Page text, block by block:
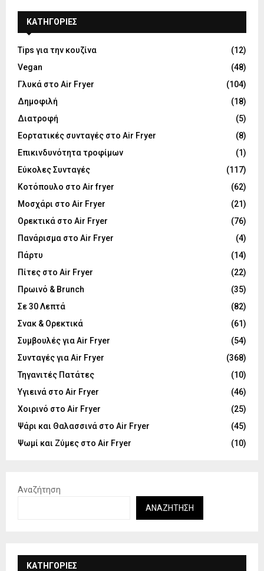
KΑΤΗΓΟΡΊΕΣ
Tips για την κουζίνα
(12)
Vegan
(48)
Γλυκά στο Air Fryer
(104)
Δημοφιλή
(18)
Διατροφή
(5)
Εορτατικές συνταγές στο Air Fryer
(8)
Επικινδυνότητα τροφίμων
(1)
Εύκολες Συνταγές
(117)
Κοτόπουλο στο Air fryer
(62)
Μοσχάρι στο Air Fryer
(21)
Ορεκτικά στο Air Fryer
(76)
Πανάρισμα στο Air Fryer
(4)
Πάρτυ
(14)
Πίτες στο Air Fryer
(22)
Πρωινό & Brunch
(35)
Σε 30 Λεπτά
(82)
Σνακ & Ορεκτικά
(61)
Συμβουλές για Air Fryer
(54)
Συνταγές για Air Fryer
(368)
Τηγανιτές Πατάτες
(10)
Υγιεινά στο Air Fryer
(46)
Χοιρινό στο Air Fryer
(25)
Ψάρι και Θαλασσινά στο Air Fryer
(45)
Ψωμί και Ζύμες στο Air Fryer
(10)
Αναζήτηση
ΑΝΑΖΉΤΗΣΗ
KΑΤΗΓΟΡΊΕΣ